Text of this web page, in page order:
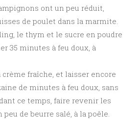
ont un peu réduit,
de poulet dans la marmite.
le thym et le sucre en poudre
35 minutes à feu doux, à
fraîche, et laisser encore
de minutes à feu doux, sans
ce temps, faire revenir les
peu de beurre salé, à la poêle.